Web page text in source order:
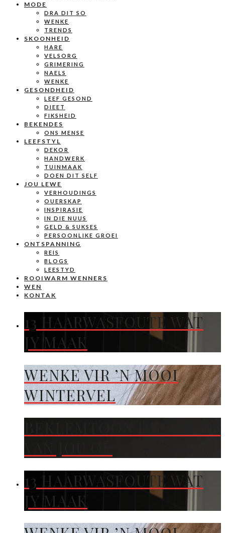
MODE
DRA DIT SO
WENKE
TRENDS
SKOONHEID
HARE
VELSORG
GRIMERING
NAELS
WENKE
GESONDHEID
LEEF GESOND
DIEET
FIKSHEID
BEKENDES
ONS MENSE
LEEFSTYL
DEKOR
HANDWERK
TUINMAAK
DOEN DIT SELF
JOU LEWE
VERHOUDINGS
OUERSKAP
INSPIRASIE
IN DIE NUUS
GELD & SUKSES
PERSOONLIKE GROEI
ONTSPANNING
REIS
BLOGS
LEESTYD
ROOIWARM WENNERS
WEN
KONTAK
13 HAARWASFOUTE WAT
JY MAAK
WENKE VIR ’N MOOI
WINTERVEL
13 HAARWASFOUTE WAT
JY MAAK